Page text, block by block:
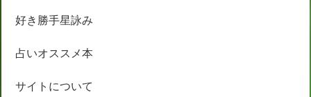
好き勝手星詠み
占いオススメ本
サイトについて